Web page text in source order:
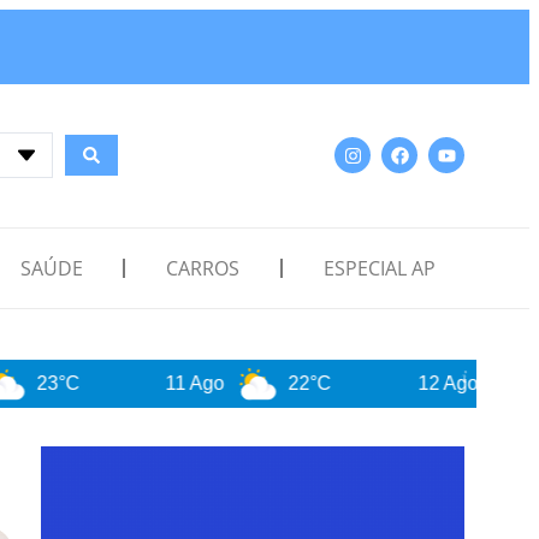
SAÚDE CARROS ESPECIAL AP
11 Ago 22°C 12 Ago 26°C